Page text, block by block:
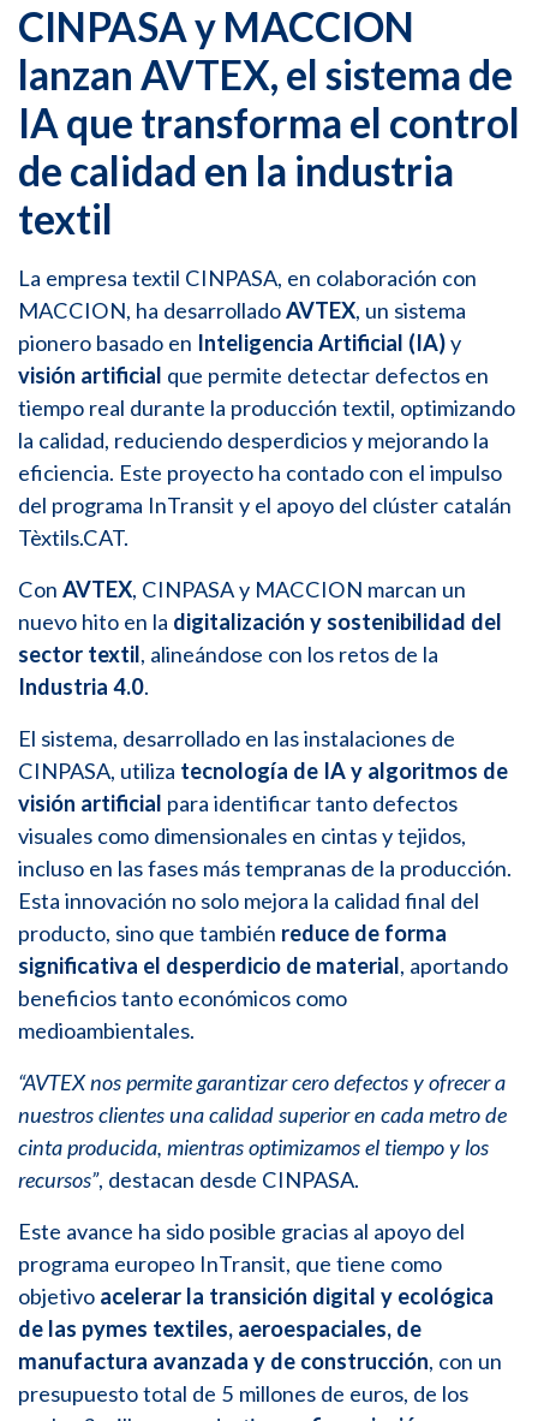
CINPASA y MACCION
lanzan AVTEX, el sistema de
IA que transforma el control
de calidad en la industria
textil
La empresa textil CINPASA, en colaboración con
MACCION, ha desarrolladoAVTEX, un sistema
pionero basado en Inteligencia Artificial (IA)y
visión artificial que permite detectar defectos en
tiempo real durante la producción textil, optimizando
la calidad, reduciendo desperdicios y mejorando la
eficiencia. Este proyecto ha contado con el impulso
del programa InTransit y el apoyo del clúster catalán
Tèxtils.CAT.
Con AVTEX, CINPASAy MACCION marcan un
nuevo hito en la digitalización y sostenibilidad del
sector textil, alineándose con los retos de la
Industria 4.0.
El sistema, desarrollado en las instalaciones de
CINPASA, utiliza tecnología de IA y algoritmos de
visión artificial para identificar tanto defectos
visuales como dimensionales en cintas y tejidos,
incluso en las fases más tempranas de la producción.
Esta innovación no solo mejora la calidad final del
producto, sino que también reduce de forma
significativa el desperdicio de material, aportando
beneficios tanto económicos como
medioambientales.
“AVTEX nos permite garantizar cero defectos y ofrecer a
nuestros clientes una calidad superior en cada metro de
cinta producida, mientras optimizamos el tiempo y los
recursos”, destacan desde CINPASA.
Este avance ha sido posible gracias al apoyo del
programa europeo InTransit, que tiene como
objetivo acelerar la transición digital y ecológica
de las pymes textiles, aeroespaciales, de
manufactura avanzada y de construcción, con un
presupuesto total de 5 millones de euros, de los